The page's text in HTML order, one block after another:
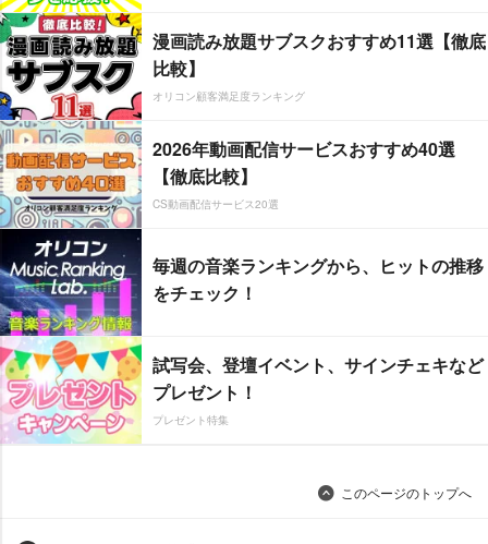
漫画読み放題サブスクおすすめ11選【徹底
比較】
オリコン顧客満足度ランキング
2026年動画配信サービスおすすめ40選
【徹底比較】
CS動画配信サービス20選
毎週の音楽ランキングから、ヒットの推移
をチェック！
試写会、登壇イベント、サインチェキなど
プレゼント！
プレゼント特集
このページのトップへ